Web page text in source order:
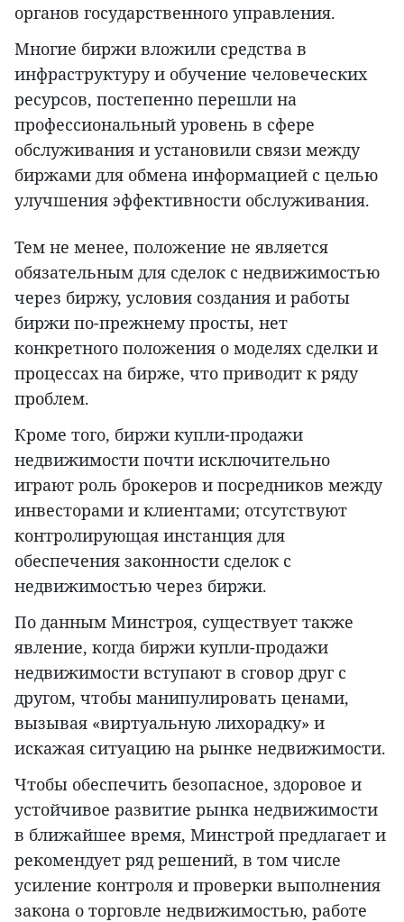
органов государственного управления.
Многие биржи вложили средства в
инфраструктуру и обучение человеческих
ресурсов, постепенно перешли на
профессиональный уровень в сфере
обслуживания и установили связи между
биржами для обмена информацией с целью
улучшения эффективности обслуживания.
Тем не менее, положение не является
обязательным для сделок с недвижимостью
через биржу, условия создания и работы
биржи по-прежнему просты, нет
конкретного положения о моделях сделки и
процессах на бирже, что приводит к ряду
проблем.
Кроме того, биржи купли-продажи
недвижимости почти исключительно
играют роль брокеров и посредников между
инвесторами и клиентами; отсутствуют
контролирующая инстанция для
обеспечения законности сделок с
недвижимостью через биржи.
По данным Минстроя, существует также
явление, когда биржи купли-продажи
недвижимости вступают в сговор друг с
другом, чтобы манипулировать ценами,
вызывая «виртуальную лихорадку» и
искажая ситуацию на рынке недвижимости.
Чтобы обеспечить безопасное, здоровое и
устойчивое развитие рынка недвижимости
в ближайшее время, Минстрой предлагает и
рекомендует ряд решений, в том числе
усиление контроля и проверки выполнения
закона о торговле недвижимостью, работе